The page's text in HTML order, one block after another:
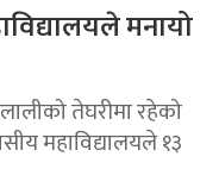
मनायो
तेघरीमा रहेको
महाविद्यालयले १३